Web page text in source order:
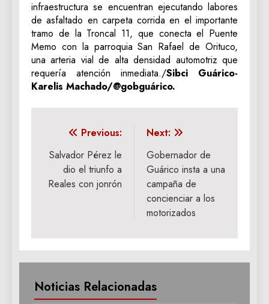
infraestructura se encuentran ejecutando labores
de asfaltado en carpeta corrida en el importante
tramo de la Troncal 11, que conecta el Puente
Memo con la parroquia San Rafael de Orituco,
una arteria vial de alta densidad automotriz que
requería atención inmediata./‎Sibci Guárico-
Karelis Machado/@gobguárico.
Navegación
de
entradas
Previous:
Salvador Pérez le
dio el triunfo a
Reales con jonrón
Next:
Gobernador de
Guárico insta a una
campaña de
concienciar a los
motorizados
Noticias Relacionadas